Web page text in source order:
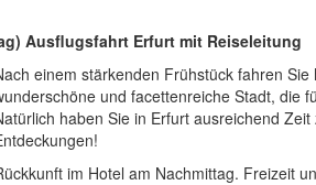
Ausflugsfahrt Erfurt mit Reiseleitung
einem stärkenden Frühstück fahren
und facettenreiche Stadt, die
haben Sie in Erfurt ausreichend
im Hotel am Nachmittag. Freizeit